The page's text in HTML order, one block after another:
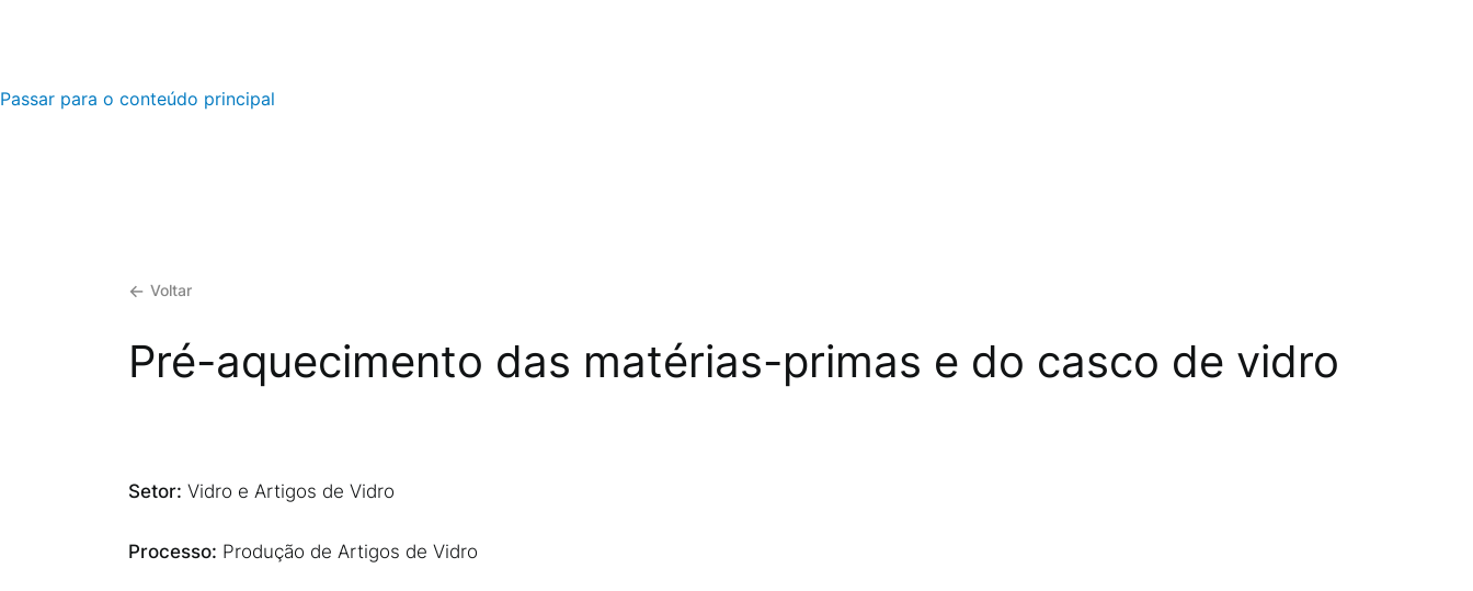
Passar para o conteúdo principal
Voltar
Pré-aquecimento das matérias-primas e do casco de vidro
Setor: Vidro e Artigos de Vidro
Processo: Produção de Artigos de Vidro